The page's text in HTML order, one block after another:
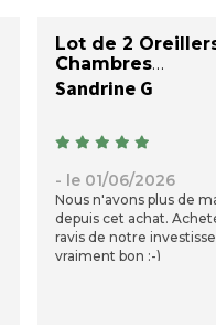
Lot de 2
Chambres
Sandrine G
- le 01/06/2026
Nous n'avons plus de
depuis cet achat.
ravis de notre
vraiment bon :-)